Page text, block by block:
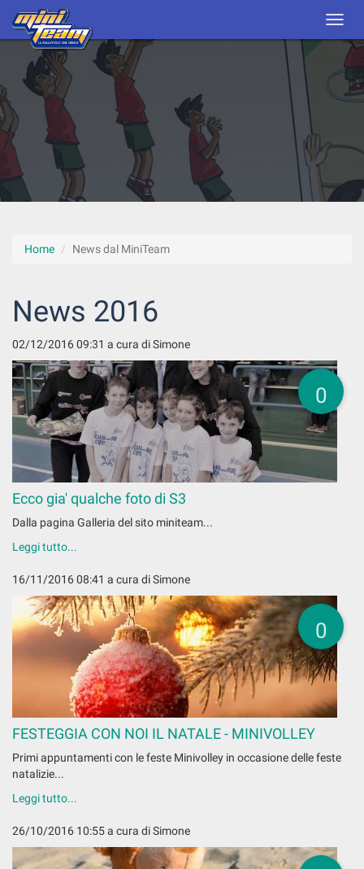
Home News dal MiniTeam
News 2016
02/12/2016 09:31 a cura di Simone
0
Ecco gia' qualche foto di S3
Dalla pagina Galleria del sito miniteam...
Leggi tutto...
16/11/2016 08:41 a cura di Simone
0
FESTEGGIA CON NOI IL NATALE - MINIVOLLEY
Primi appuntamenti con le feste Minivolley in occasione delle feste
natalizie...
Leggi tutto...
26/10/2016 10:55a cura di Simone